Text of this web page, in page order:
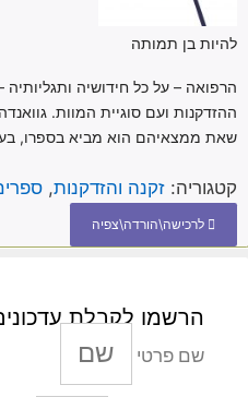
להיות בן תמותה
הרפואה – על כל חידושיה
ההזדקנות ועם סוגיית המוות.
שאת ממצאיהם הוא מביא בספרו,
קטגוריה: זקנה והזדקנות,
לרכישה\הורדה\צפיה
הרשמו לקבלת
שם פרטי